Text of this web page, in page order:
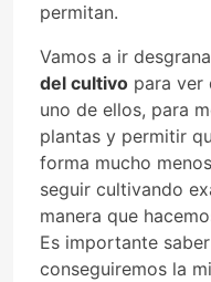
permitan.
Vamos a ir
del cultivo para ver
uno de ellos, para
plantas y permitir
forma mucho
seguir cultivando
manera que
Es importante
conseguiremos la